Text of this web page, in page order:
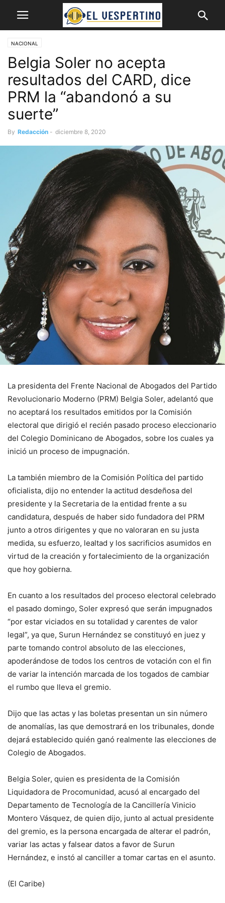
NACIONAL
Belgia Soler no acepta
resultados del CARD, dice
PRM la “abandonó a su
suerte”
By Redacción - diciembre 8, 2020
La presidenta del Frente Nacional de Abogados del Partido
Revolucionario Moderno (PRM) Belgia Soler, adelantó que
no aceptará los resultados emitidos por la Comisión
electoral que dirigió el recién pasado proceso eleccionario
del Colegio Dominicano de Abogados, sobre los cuales ya
inició un proceso de impugnación.
La también miembro de la Comisión Política del partido
oficialista, dijo no entender la actitud desdeñosa del
presidente y la Secretaria de la entidad frente a su
candidatura, después de haber sido fundadora del PRM
junto a otros dirigentes y que no valoraran en su justa
medida, su esfuerzo, lealtad y los sacrificios asumidos en
virtud de la creación y fortalecimiento de la organización
que hoy gobierna.
En cuanto a los resultados del proceso electoral celebrado
el pasado domingo, Soler expresó que serán impugnados
“por estar viciados en su totalidad y carentes de valor
legal”, ya que, Surun Hernández se constituyó en juez y
parte tomando control absoluto de las elecciones,
apoderándose de todos los centros de votación con el fin
de variar la intención marcada de los togados de cambiar
el rumbo que lleva el gremio.
Dijo que las actas y las boletas presentan un sin número
de anomalías, las que demostrará en los tribunales, donde
dejará establecido quién ganó realmente las elecciones de
Colegio de Abogados.
Belgia Soler, quien es presidenta de la Comisión
Liquidadora de Procomunidad, acusó al encargado del
Departamento de Tecnología de la Cancillería Vinicio
Montero Vásquez, de quien dijo, junto al actual presidente
del gremio, es la persona encargada de alterar el padrón,
variar las actas y falsear datos a favor de Surun
Hernández, e instó al canciller a tomar cartas en el asunto.
(El Caribe)